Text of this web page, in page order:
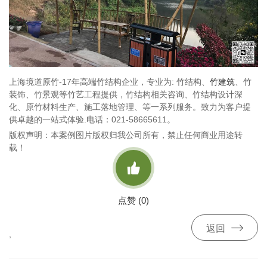
上海境道原竹-17年高端竹结构企业，专业为: 竹结构、 竹建筑 、竹
装饰、竹景观等竹艺工程提供，竹结构相关咨询、竹结构设计深
化、原竹材料生产、施工落地管理、等一系列服务。致力为客户提
供卓越的一站式体验.电话：021-58665611。
版权声明：本案例图片版权归我公司所有，禁止任何商业用途转
载！

点赞 (0)
返回 